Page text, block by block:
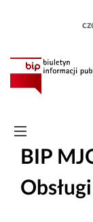
BIP